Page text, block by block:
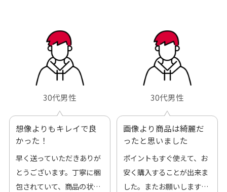
30代男性
想像よりもキレイで良
かった！
早く送っていただきありが
とうございます。丁寧に梱
包されていて、商品の状態
30代男性
画像より商品は綺麗だ
ったと思いました
ポイントもすぐ使えて、お
安く購入することが出来ま
した。またお願いします、